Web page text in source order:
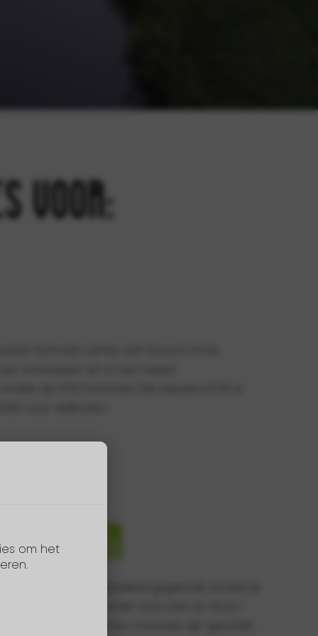
voor:
om het